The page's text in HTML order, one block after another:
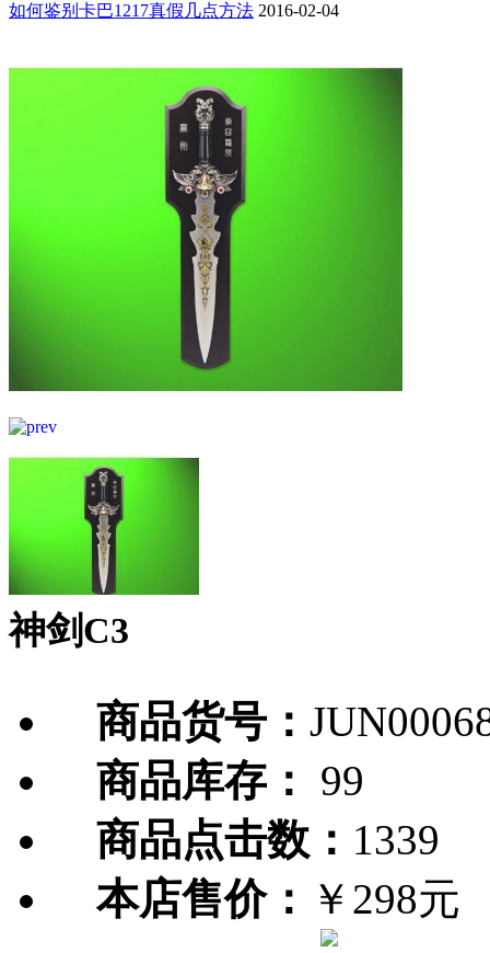
如何鉴别卡巴1217真假几点方法 2016-02-04
神剑C3
商品货号：
商品库存：
99
商品点击数： 1339
本店售价： ￥298元